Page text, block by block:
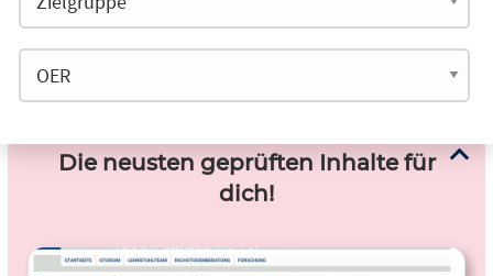
Die neusten geprüften Inhalte für
dich!